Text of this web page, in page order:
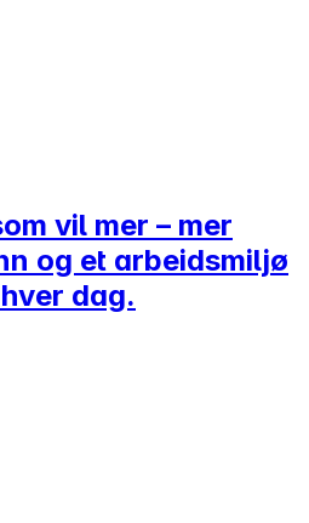
vil mer – mer
og et arbeidsmiljø
dag.